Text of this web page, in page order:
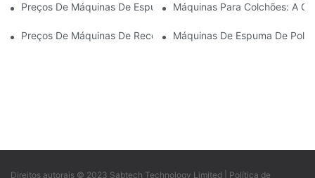
Preços De Máquinas De Espuma Em Lote: O Que Esperar No
Máquinas Para Colchões: A
Preços De Máquinas De Recolagem De Espuma: Fatores Que
Máquinas De Espuma De
Direitos autorais © 2023 Sabtech Technology Limited | Política de